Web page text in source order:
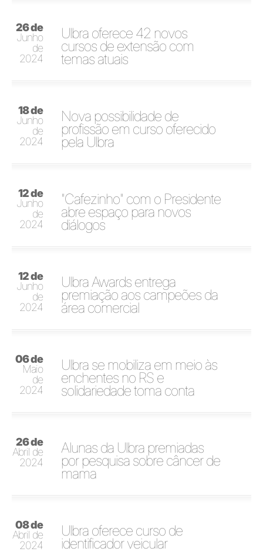
26 de
Junho
de
2024
Ulbra oferece 42 novos
cursos de extensão com
temas atuais
18 de
Junho
de
2024
Nova possibilidade de
profissão em curso oferecido
pela Ulbra
12 de
Junho
de
2024
"Cafezinho" com o Presidente
abre espaço para novos
diálogos
12 de
Junho
de
2024
Ulbra Awards entrega
premiação aos campeões da
área comercial
06 de
Maio
de
2024
Ulbra se mobiliza em meio às
enchentes no RS e
solidariedade toma conta
26 de
Abril de
2024
Alunas da Ulbra premiadas
por pesquisa sobre câncer de
mama
08 de
Abril de
2024
Ulbra oferece curso de
identificador veicular